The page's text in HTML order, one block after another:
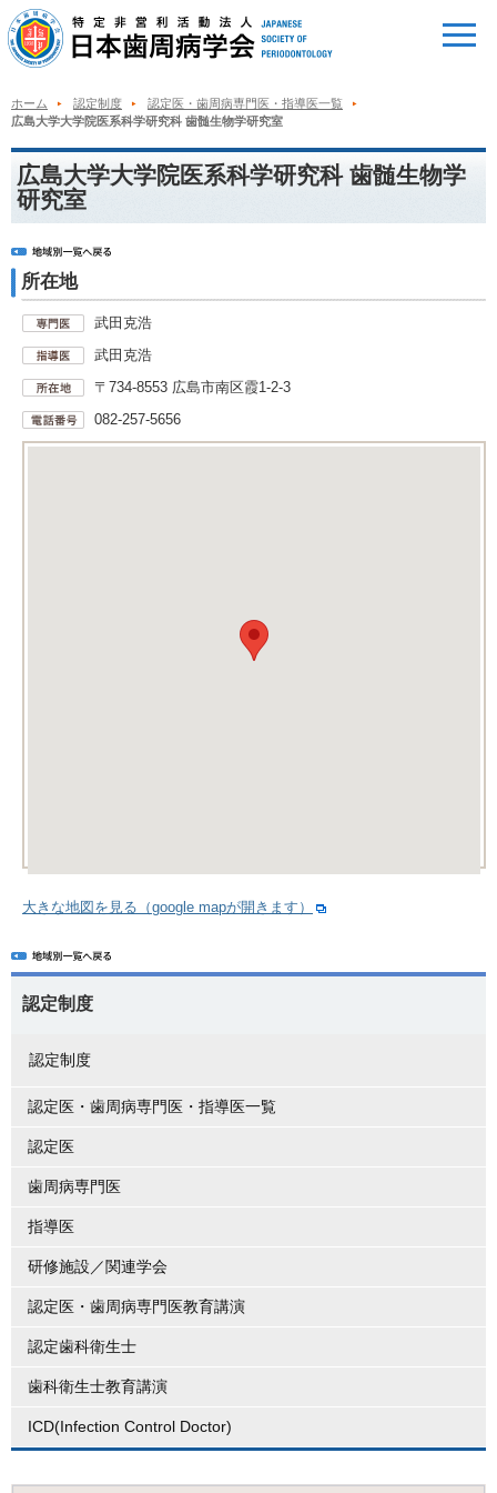
ホーム 認定制度
認定医・歯周病専門医・指導医一覧
広島大学大学院医系科学研究科 歯髄生物学研究室
広島大学大学院医系科学研究科 歯髄生物学
研究室
所在地
武田克浩
武田克浩
〒734-8553 広島市南区霞1-2-3
082-257-5656
大きな地図を見る（google mapが開きます）
認定制度
認定制度
認定医・歯周病専門医・指導医一覧
認定医
歯周病専門医
指導医
研修施設／関連学会
認定医・歯周病専門医教育講演
認定歯科衛生士
歯科衛生士教育講演
ICD(Infection Control Doctor)